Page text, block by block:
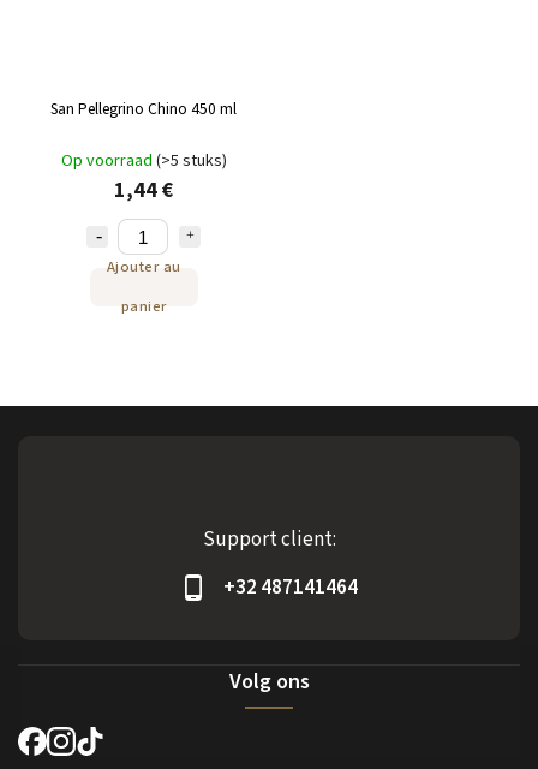
San Pellegrino Chino 450 ml
Op voorraad (>5 stuks)
1,44 €
Ajouter au
panier
Support client:
+32 487141464
Volg ons